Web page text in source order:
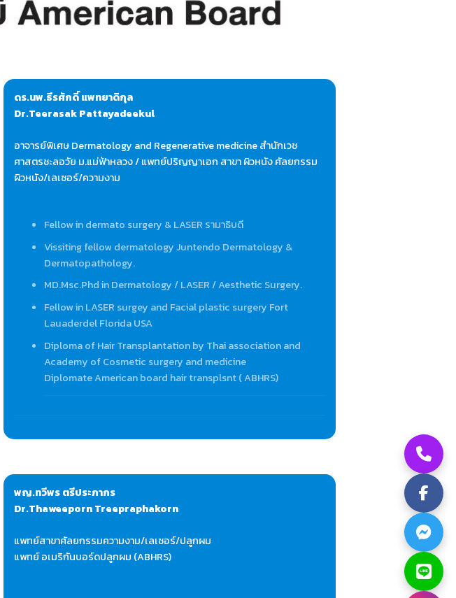
ดร.นพ.ธีรศักดิ์ แพทยาดิกุล
Dr.Teerasak Pattayadeekul
อาจารย์พิเศษ Dermatology and Regenerative medicine สำนักเวช
ศาสตรชะลอวัย ม.แม่ฟ้าหลวง / แพทย์ปริญญาเอก สาขา ผิวหนัง ศัลยกรรม
ผิวหนัง/เลเซอร์/ความงาม
Fellow in dermato surgery & LASER รามาธิบดี
Vissiting fellow dermatology Juntendo Dermatology &
Dermatopathology.
MD.Msc.Phd in Dermatology / LASER / Aesthetic Surgery.
Fellow in LASER surgey and Facial plastic surgery Fort
Lauaderdel Florida USA
Diploma of Hair Transplantation by Thai association and
Academy of Cosmetic surgery and medicine
Diplomate American board hair transplsnt ( ABHRS)
พญ.ทวีพร ตรีประภากร
Dr.Thaweeporn Treepraphakorn
แพทย์สาขาศัลยกรรมความงาม/เลเซอร์/ปลูกผม
แพทย์ อเมริกันบอร์ดปลูกผม (ABHRS)